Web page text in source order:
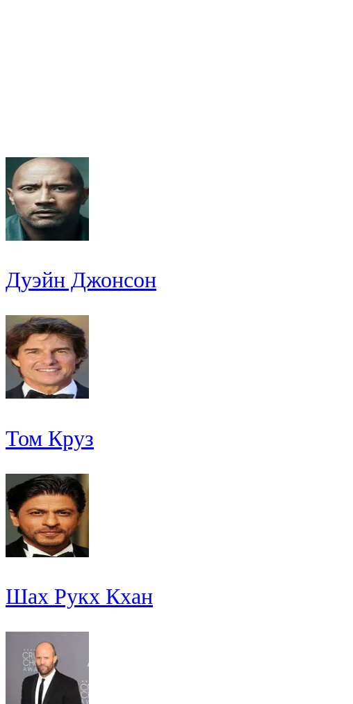
Дуэйн Джонсон
Том Круз
Шах Рукх Кхан